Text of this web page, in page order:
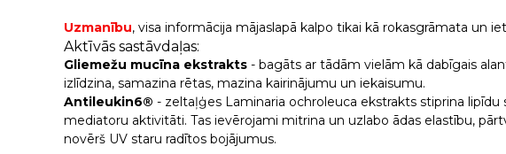
Uzmanību, visa informācija mājaslapā kalpo tikai kā rokasgrāmata un
Aktīvās sastāvdaļas:
Gliemežu mucīna ekstrakts - bagāts ar tādām vielām kā dabīgais
izlīdzina, samazina rētas, mazina kairinājumu un iekaisumu.
Antileukin6® - zeltaļģes Laminaria ochroleuca ekstrakts stiprina
mediatoru aktivitāti. Tas ievērojami mitrina un uzlabo ādas elastību,
novērš UV staru radītos bojājumus.